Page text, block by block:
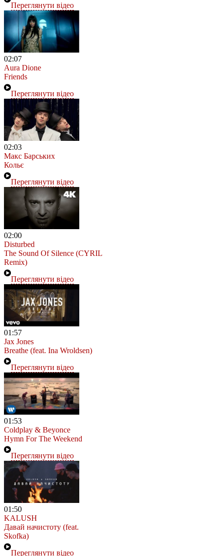
Переглянути відео
02:07
Aura Dione
Friends
Переглянути відео
02:03
Макс Барських
Кольє
Переглянути відео
02:00
Disturbed
The Sound Of Silence (CYRIL
Remix)
Переглянути відео
01:57
Jax Jones
Breathe (feat. Ina Wroldsen)
Переглянути відео
01:53
Coldplay & Beyonce
Hymn For The Weekend
Переглянути відео
01:50
KALUSH
Давай начистоту (feat.
Skofka)
Переглянути відео